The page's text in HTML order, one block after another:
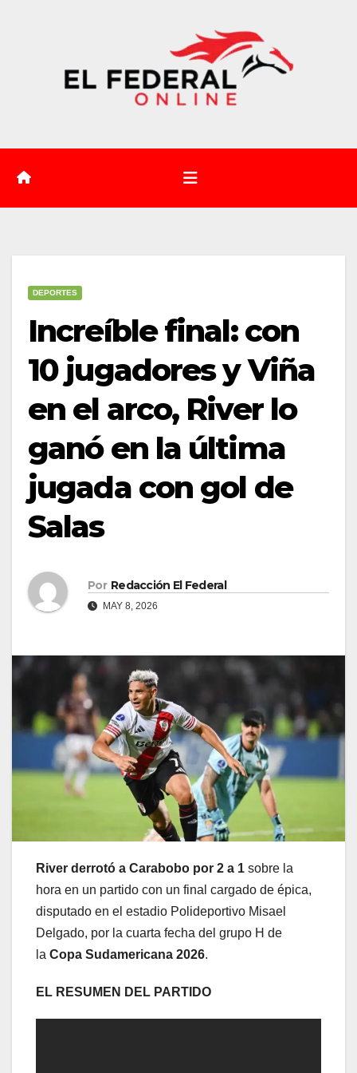
DEPORTES
Increíble final: con
10 jugadores y Viña
en el arco, River lo
ganó en la última
jugada con gol de
Salas
Por Redacción El Federal
MAY 8, 2026
River derrotó a Carabobo por 2 a 1 sobre la
hora en un partido con un final cargado de épica,
disputado en el estadio Polideportivo Misael
Delgado, por la cuarta fecha del grupo H de
la Copa Sudamericana 2026.
EL RESUMEN DEL PARTIDO